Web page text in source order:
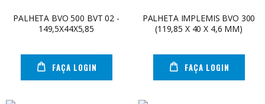
PALHETA BVO 500 BVT 02 -
149,5X44X5,85
FAÇA LOGIN
PALHETA IMPLEMIS BVO 300
(119,85 X 40 X 4,6 MM)
FAÇA LOGIN